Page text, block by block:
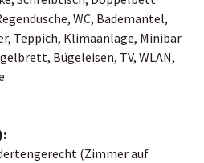
WC, Bademantel,
Teppich, Klimaanlage, Minibar
Bügeleisen, TV, WLAN,
(Zimmer auf